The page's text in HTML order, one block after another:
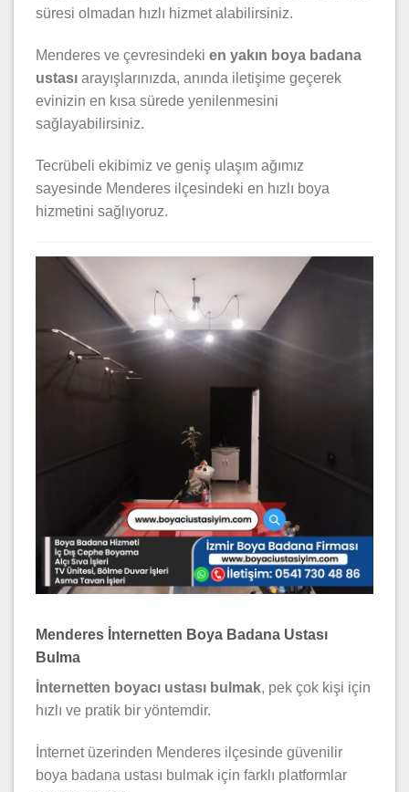
süresi olmadan hızlı hizmet alabilirsiniz.
Menderes ve çevresindeki en yakın boya badana
ustası arayışlarınızda, anında iletişime geçerek
evinizin en kısa sürede yenilenmesini
sağlayabilirsiniz.
Tecrübeli ekibimiz ve geniş ulaşım ağımız
sayesinde Menderes ilçesindeki en hızlı boya
hizmetini sağlıyoruz.
Menderes İnternetten Boya Badana Ustası
Bulma
İnternetten boyacı ustası bulmak, pek çok kişi için
hızlı ve pratik bir yöntemdir.
İnternet üzerinden Menderes ilçesinde güvenilir
boya badana ustası bulmak için farklı platformlar